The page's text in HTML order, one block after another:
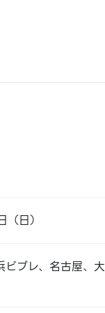
日）
ブレ、名古屋、大